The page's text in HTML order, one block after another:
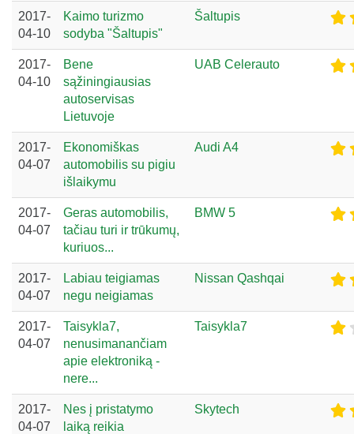
2017-
04-10
Kaimo turizmo
sodyba "Šaltupis"
Šaltupis
2017-
04-10
Bene
sąžiningiausias
autoservisas
Lietuvoje
UAB Celerauto
2017-
04-07
Ekonomiškas
automobilis su pigiu
išlaikymu
Audi A4
2017-
04-07
Geras automobilis,
tačiau turi ir trūkumų,
kuriuos...
BMW 5
2017-
04-07
Labiau teigiamas
negu neigiamas
Nissan Qashqai
2017-
04-07
Taisykla7,
nenusimanančiam
apie elektroniką -
nere...
Taisykla7
2017-
04-07
Nes į pristatymo
laiką reikia
Skytech